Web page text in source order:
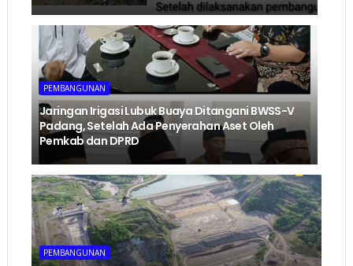
PEMBANGUNAN
Jaringan Irigasi Lubuk Buaya Ditangani BWSS-V
Padang, Setelah Ada Penyerahan Aset Oleh
Pemkab dan DPRD
PEMBANGUNAN